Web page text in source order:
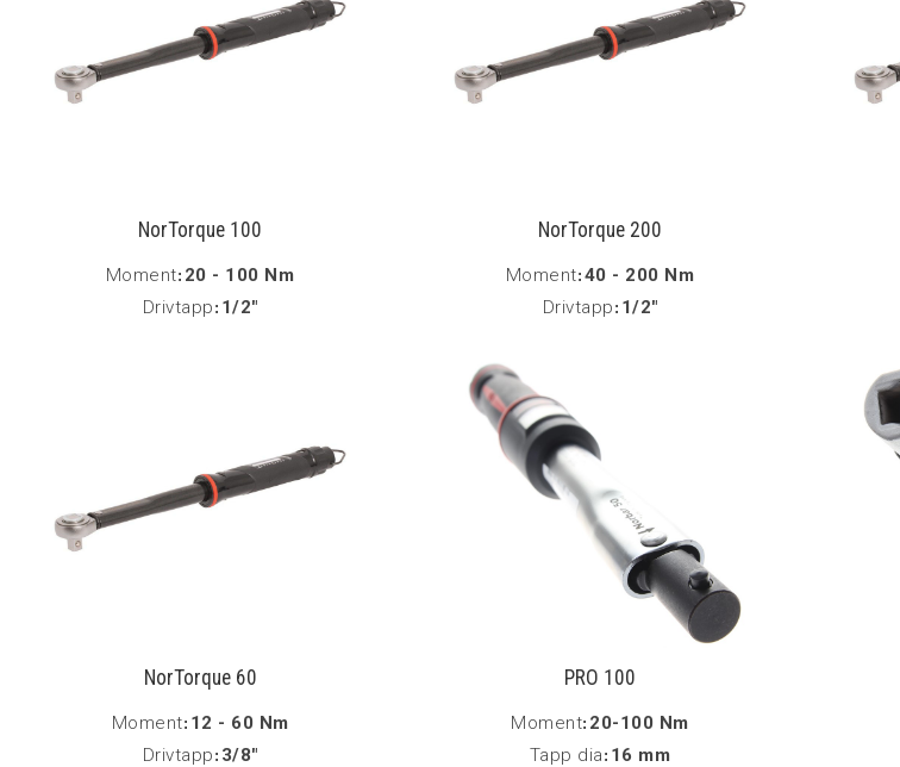
NorTorque 100
Moment: 20 - 100 Nm
Drivtapp: 1/2"
NorTorque 200
Moment:40 - 200 Nm
Drivtapp: 1/2"
NorTorque 60
Moment: 12 - 60 Nm
Drivtapp: 3/8"
PRO 100
Moment: 20-100 Nm
Tapp dia: 16 mm